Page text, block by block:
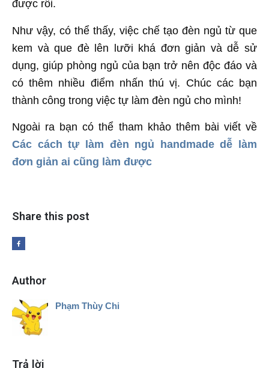
được rồi.
Như vậy, có thể thấy, việc chế tạo đèn ngủ từ que
kem và que đè lên lưỡi khá đơn giản và dễ sử
dụng, giúp phòng ngủ của bạn trở nên độc đáo và
có thêm nhiều điểm nhấn thú vị. Chúc các bạn
thành công trong việc tự làm đèn ngủ cho mình!
Ngoài ra bạn có thể tham khảo thêm bài viết về
Các cách tự làm đèn ngủ handmade dễ làm
đơn giản ai cũng làm được
Share this post
Author
Phạm Thùy Chi
Trả lời